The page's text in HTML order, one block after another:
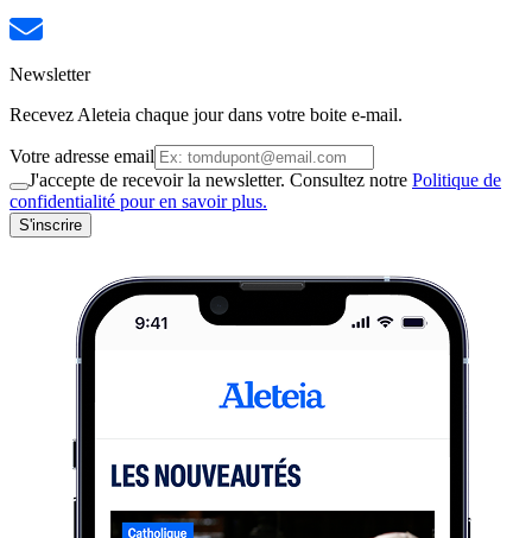
Newsletter
Recevez Aleteia chaque jour dans votre boite e-mail.
Votre adresse email
J'accepte de recevoir la newsletter. Consultez notre Politique de
confidentialité pour en savoir plus.
S'inscrire